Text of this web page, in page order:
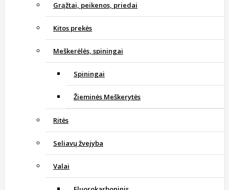
Grąžtai, peikenos, priedai
Kitos prekės
Meškerėlės, spiningai
Spiningai
Žieminės Meškerytės
Ritės
Seliavų žvejyba
Valai